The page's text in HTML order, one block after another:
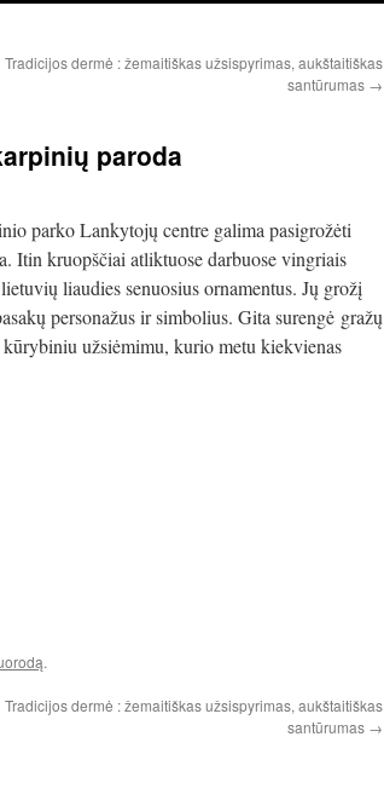
Tradicijos dermė : žemaitiškas užsispyrimas, aukštaitiškas
santūrumas →
paroda
parko Lankytojų centre galima pasigrožėti
Itin kruopščiai atliktuose darbuose vingriais
liaudies senuosius ornamentus. Jų grožį
personažus ir simbolius. Gita surengė gražų
užsiėmimu, kurio metu kiekvienas
.
Tradicijos dermė : žemaitiškas užsispyrimas, aukštaitiškas
santūrumas →